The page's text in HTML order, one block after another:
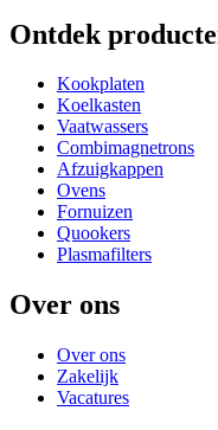
Ontdek
Kookplaten
Koelkasten
Vaatwassers
Combimagnetrons
Afzuigkappen
Ovens
Fornuizen
Quookers
Plasmafilters
Over ons
Over ons
Zakelijk
Vacatures